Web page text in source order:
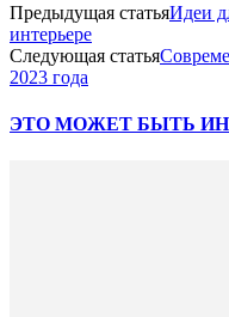
Предыдущая статьяИдеи
интерьере
Следующая статья
2023 года
ЭТО МОЖЕТ БЫТЬ